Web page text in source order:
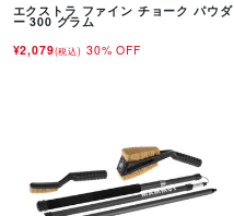
エクストラ ファイン チョーク パウダ
ー 300 グラム
¥2,079(税込) 30% OFF